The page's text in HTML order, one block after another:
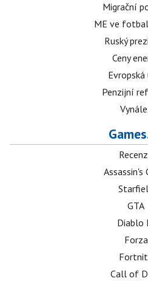
Migrační
ME ve
Ruský
Ceny
Evropská
Penzijní
Assassin's
GTA
Diablo
Forza
Call of